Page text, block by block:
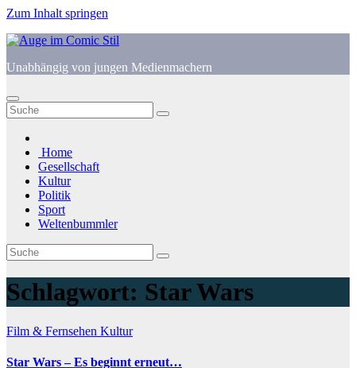
Zum Inhalt springen
Unabhängig von jungen Medienmachern
Home
Gesellschaft
Kultur
Politik
Sport
Weltenbummler
Schlagwort: Star Wars
Film & Fernsehen Kultur
Star Wars – Es beginnt erneut…